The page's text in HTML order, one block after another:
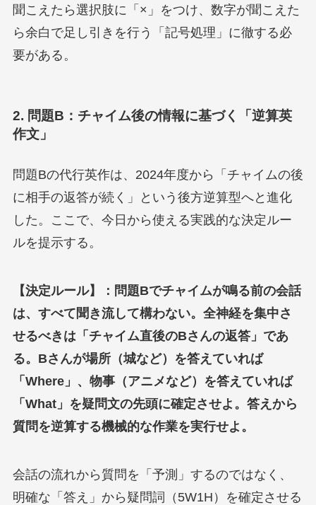
聞こえたら選択肢に「×」をつけ、数字が聞こえた
ら余白で足し引きを行う「記号処理」に徹する必
要がある。
2. 問題B：チャイム後の情報に基づく「逆算英
作文」
問題Bの代行英作は、2024年度から「チャイムの後
に相手の返答が続く」という後方逆算型へと進化
した。ここで、今日から使える実践的な決定ルー
ルを提示する。
【決定ルール】：問題Bでチャイムが鳴る前の会話
は、すべて聞き流して構わない。全神経を集中さ
せるべきは「チャイム直後のBさんの返答」であ
る。Bさんが場所（城など）を答えていれば
「Where」、物事（アニメなど）を答えていれば
「What」を疑問文の先頭に確定させよ。答えから
質問を逆算する機械的な作業を実行せよ。
会話の流れから質問を「予測」するのではなく、
明確な「答え」から疑問詞（5W1H）を確定させる